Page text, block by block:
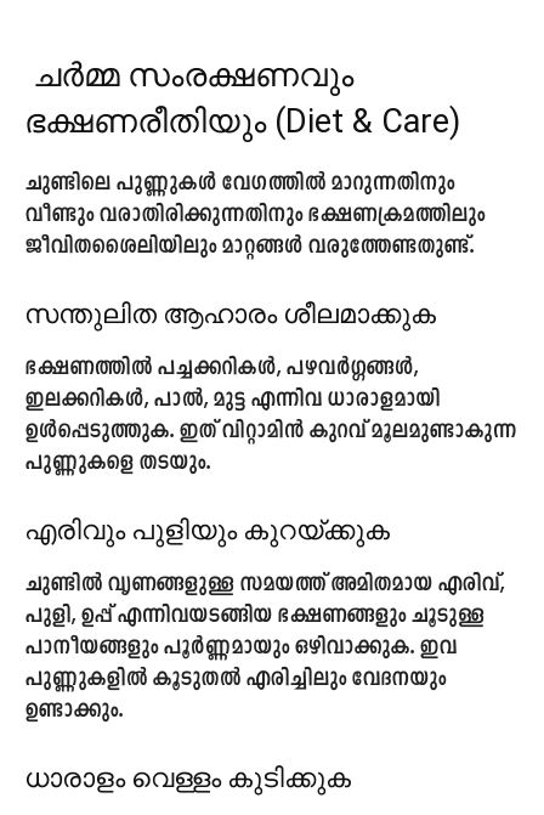
ചർമ്മ സംരക്ഷണവും
ഭക്ഷണരീതിയും (Diet & Care)
ചുണ്ടിലെ പുണ്ണുകൾ വേഗത്തിൽ മാറുന്നതിനും
വീണ്ടും വരാതിരിക്കുന്നതിനും ഭക്ഷണക്രമത്തിലും
ജീവിതശൈലിയിലും മാറ്റങ്ങൾ വരുത്തേണ്ടതുണ്ട്.
സന്തുലിത ആഹാരം ശീലമാക്കുക
ഭക്ഷണത്തിൽ പച്ചക്കറികൾ, പഴവർഗ്ഗങ്ങൾ,
ഇലക്കറികൾ, പാൽ, മുട്ട എന്നിവ ധാരാളമായി
ഉൾപ്പെടുത്തുക. ഇത് വിറ്റാമിൻ കുറവ് മൂലമുണ്ടാകുന്ന
പുണ്ണുകളെ തടയും.
എരിവും പുളിയും കുറയ്ക്കുക
ചുണ്ടിൽ വൃണങ്ങളുള്ള സമയത്ത് അമിതമായ എരിവ്,
പുളി, ഉപ്പ് എന്നിവയടങ്ങിയ ഭക്ഷണങ്ങളും ചൂടുള്ള
പാനീയങ്ങളും പൂർണ്ണമായും ഒഴിവാക്കുക. ഇവ
പുണ്ണുകളിൽ കൂടുതൽ എരിച്ചിലും വേദനയും
ഉണ്ടാക്കും.
ധാരാളം വെള്ളം കുടിക്കുക